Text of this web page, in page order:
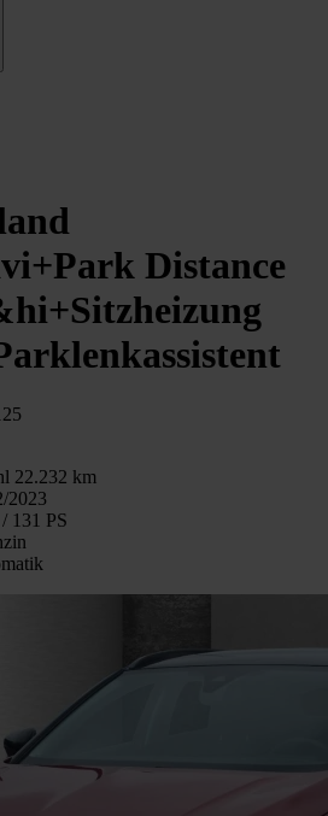
Distance
22.232 km
2023
131 PS